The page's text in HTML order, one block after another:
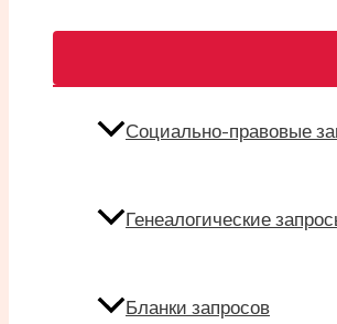
Социально-правовые
Генеалогические
Бланки запросов